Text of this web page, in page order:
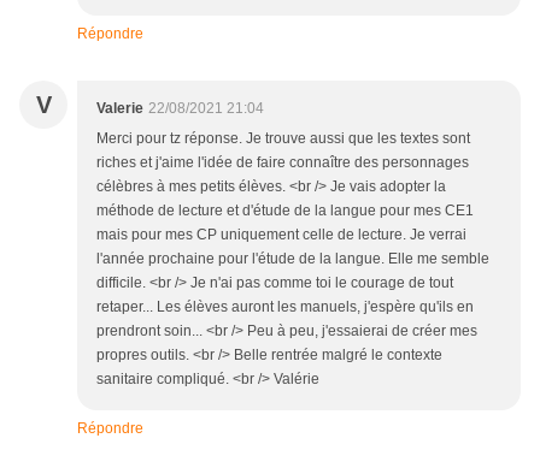
Répondre
V Valerie 22/08/2021 21:04
Merci pour tz réponse. Je trouve aussi que les textes sont
riches et j'aime l'idée de faire connaître des personnages
célèbres à mes petits élèves. <br /> Je vais adopter la
méthode de lecture et d'étude de la langue pour mes CE1
mais pour mes CP uniquement celle de lecture. Je verrai
l'année prochaine pour l'étude de la langue. Elle me semble
difficile. <br /> Je n'ai pas comme toi le courage de tout
retaper... Les élèves auront les manuels, j'espère qu'ils en
prendront soin... <br /> Peu à peu, j'essaierai de créer mes
propres outils. <br /> Belle rentrée malgré le contexte
sanitaire compliqué. <br /> Valérie
Répondre